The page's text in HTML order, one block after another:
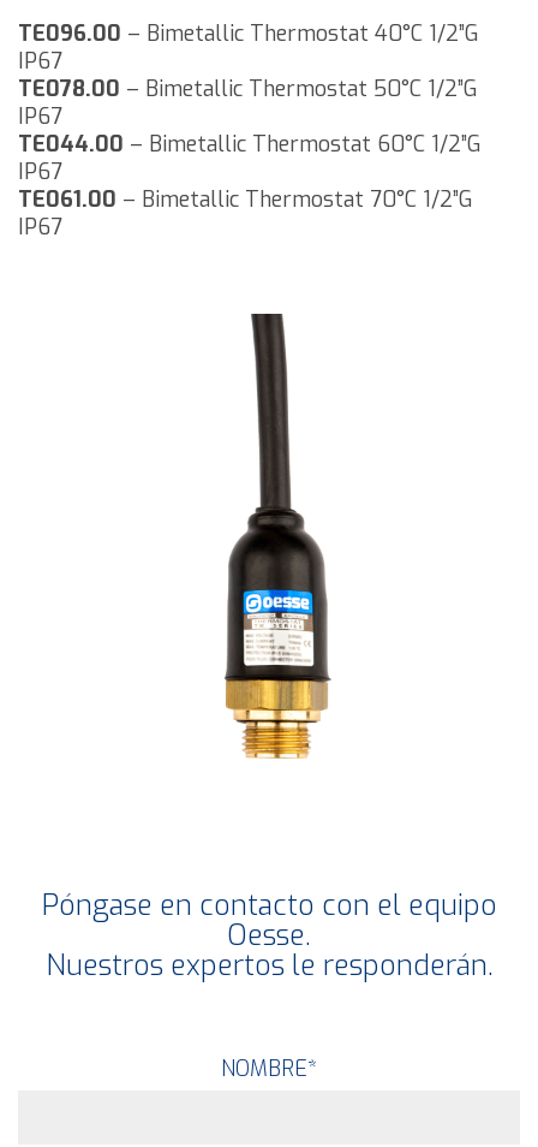
TE096.00 – Bimetallic Thermostat 40°C 1/2”G
IP67
TE078.00 – Bimetallic Thermostat 50°C 1/2”G
IP67
TE044.00 – Bimetallic Thermostat 60°C 1/2”G
IP67
TE061.00 – Bimetallic Thermostat 70°C 1/2”G
IP67
Póngase en contacto con el equipo
Oesse.
Nuestros expertos le responderán.
NOMBRE*